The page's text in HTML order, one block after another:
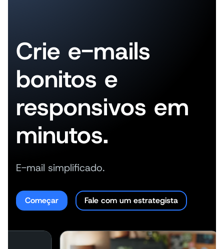
Crie e-mails
bonitos e
responsivos em
minutos.
E-mail simplificado.
Começar Fale com um estrategista